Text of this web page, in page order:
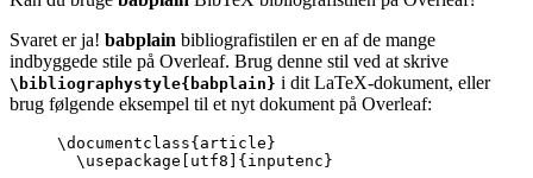
Svaret er ja! babplain bibliografistilen er en af de mange
indbyggede stile på Overleaf. Brug denne stil ved at skrive
\bibliographystyle{babplain} i dit LaTeX-dokument, eller
brug følgende eksempel til et nyt dokument på Overleaf:
\documentclass{ article }
\usepackage
utf8 ]{ inputenc }